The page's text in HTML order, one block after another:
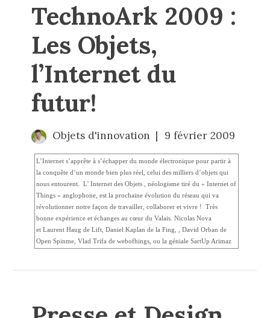
TechnoArk 2009 :
Les Objets,
l’Internet du
futur!
Objets d'innovation 9 février 2009
L’Internet s’apprête à s’échapper du monde électronique pour partir à
la conquête d’un monde bien plus réel, celui des milliers d’objets qui
nous entourent. L’ Internet des Objets , néologisme tiré du « Internet of
Things » anglophone, est la prochaine évolution du réseau qui va
révolutionner notre façon de travailler, collaborer et vivre ! Très
bonne expérience et échanges au cœur du Valais. Nicolas Nova
et Laurent Haug de Lift, Daniel Kaplan de la Fing, , David Orban de
Open Spinme, Vlad Trifa de webofhings, ou la géniale SartUp Arimaz